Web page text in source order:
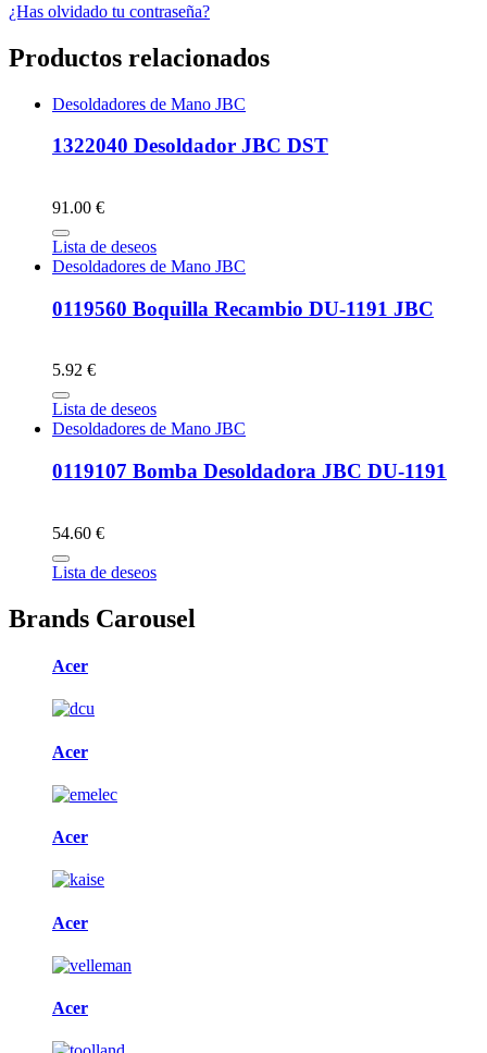
¿Has olvidado tu contraseña?
Productos relacionados
Desoldadores de Mano JBC
1322040 Desoldador JBC DST
91.00 €
Lista de deseos
Desoldadores de Mano JBC
0119560 Boquilla Recambio DU-1191 JBC
5.92 €
Lista de deseos
Desoldadores de Mano JBC
0119107 Bomba Desoldadora JBC DU-1191
54.60 €
Lista de deseos
Brands Carousel
Acer
Acer
Acer
Acer
Acer